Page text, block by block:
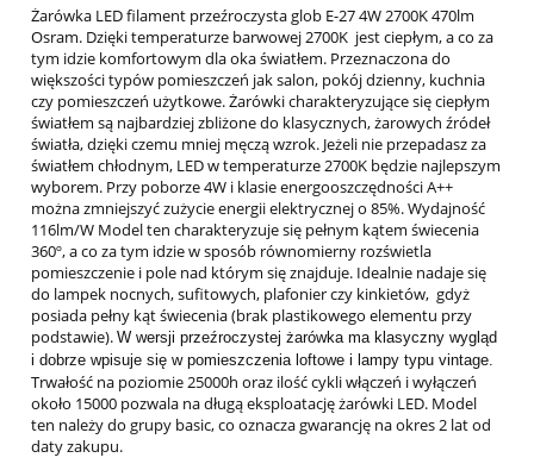
Żarówka LED filament przeźroczysta glob E-27 4W 2700K 470lm
Osram. Dzięki temperaturze barwowej 2700K jest ciepłym, a co za
tym idzie komfortowym dla oka światłem. Przeznaczona do
większości typów pomieszczeń jak salon, pokój dzienny, kuchnia
czy pomieszczeń użytkowe. Żarówki charakteryzujące się ciepłym
światłem są najbardziej zbliżone do klasycznych, żarowych źródeł
światła, dzięki czemu mniej męczą wzrok. Jeżeli nie przepadasz za
światłem chłodnym, LED w temperaturze 2700K będzie najlepszym
wyborem. Przy poborze 4W i klasie energooszczędności A++
można zmniejszyć zużycie energii elektrycznej o 85%. Wydajność
116lm/W Model ten charakteryzuje się pełnym kątem świecenia
360º, a co za tym idzie w sposób równomierny rozświetla
pomieszczenie i pole nad którym się znajduje. Idealnie nadaje się
do lampek nocnych, sufitowych, plafonier czy kinkietów, gdyż
posiada pełny kąt świecenia (brak plastikowego elementu przy
podstawie). W wersji przeźroczystej żarówka ma klasyczny wygląd
i dobrze wpisuje się w pomieszczenia loftowe i lampy typu vintage.
Trwałość na poziomie 25000h oraz ilość cykli włączeń i wyłączeń
około 15000 pozwala na długą eksploatację żarówki LED. Model
ten należy do grupy basic, co oznacza gwarancję na okres 2 lat od
daty zakupu.